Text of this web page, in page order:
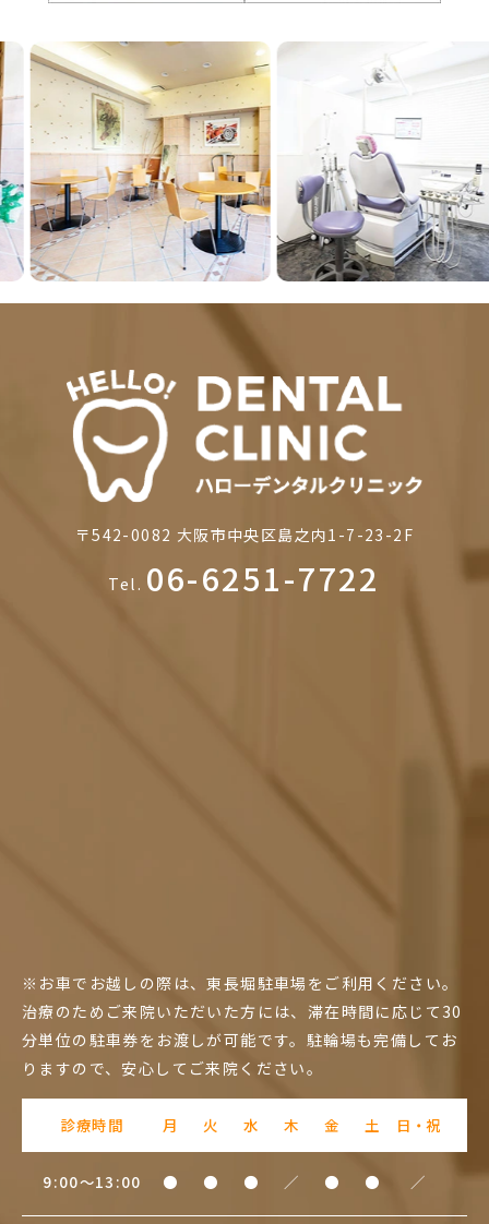
Previous
〒542-0082 大阪市中央区島之内1-7-23-2F
Tel. 06-6251-7722
※お車でお越しの際は、東長堀駐車場をご利用ください。
治療のためご来院いただいた方には、滞在時間に応じて30
分単位の駐車券をお渡しが可能です。駐輪場も完備してお
りますので、安心してご来院ください。
診療時間 月 火 水 木 金 土 日・祝
9:00～13:00 ● ● ● ／ ● ● ／